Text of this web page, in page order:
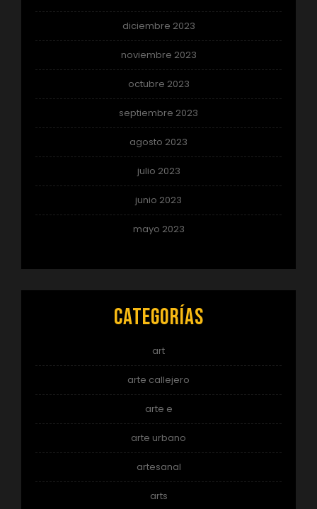
diciembre 2023
noviembre 2023
octubre 2023
septiembre 2023
agosto 2023
julio 2023
junio 2023
mayo 2023
Categorías
art
arte callejero
arte e
arte urbano
artesanal
arts